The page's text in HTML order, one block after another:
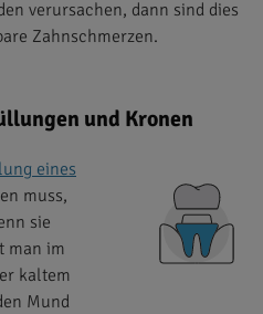
verursachen, dann sind dies
Zahnschmerzen.
und Kronen
eines
muss,
sie
man im
kaltem
Mund